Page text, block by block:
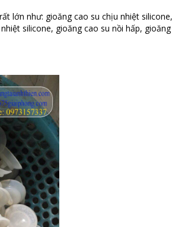
lớn như: gioăng cao su chịu nhiệt
silicone, gioăng cao su nồi hấp,